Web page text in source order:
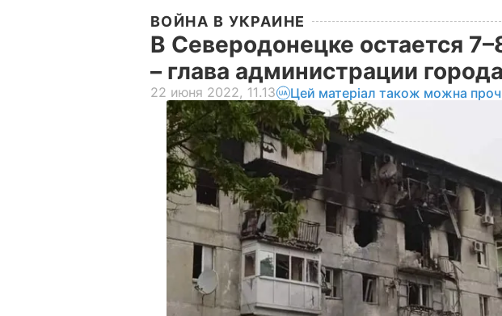
ВОЙНА В УКРАИНЕ
В Северодонецке остается
– глава администрации города
22 июня 2022, 11.13 Цей матеріал також можна